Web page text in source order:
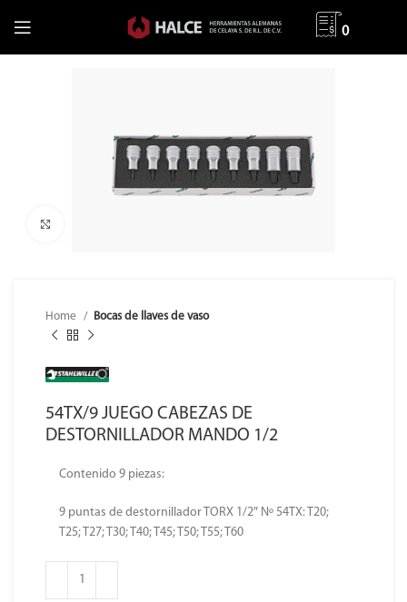
0
Home Bocas de llaves de vaso
54TX/9 JUEGO CABEZAS DE
DESTORNILLADOR MANDO 1/2
Contenido 9 piezas:
9 puntas de destornillador TORX 1/2″ Nº 54TX: T20;
T25; T27; T30; T40; T45; T50; T55; T60